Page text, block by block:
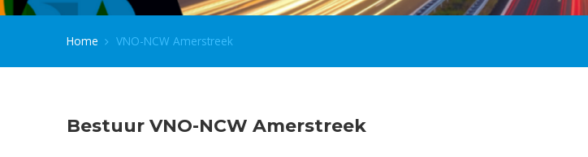
Home VNO-NCW Amerstreek
Bestuur VNO-NCW Amerstreek